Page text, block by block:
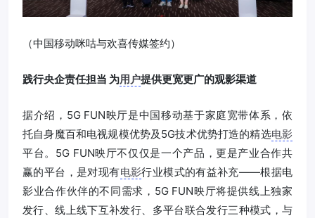
（中国移动咪咕与欢喜传媒签约）
践行央企责任担当 为用户提供更宽更广的观影渠道
据介绍，5G FUN映厅是中国移动基于家庭宽带体系，依
托自身魔百和电视规模优势及5G技术优势打造的精选电影
平台。5G FUN映厅不仅仅是一个产品，更是产业合作共
赢的平台，是对现有电影行业模式的有益补充——根据电
影业合作伙伴的不同需求，5G FUN映厅将提供线上独家
发行、线上线下互补发行、多平台联合发行三种模式，与